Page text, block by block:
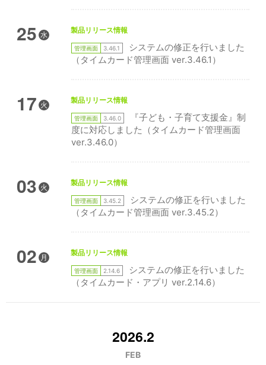
25 水
製品リリース情報
管理画面 3.46.1
システムの修正を行いました
（タイムカード管理画面 ver.3.46.1）
17 火
製品リリース情報
管理画面 3.46.0
『子ども・子育て支援金』制
度に対応しました（タイムカード管理画面
ver.3.46.0）
03 火
製品リリース情報
管理画面 3.45.2
システムの修正を行いました
（タイムカード管理画面 ver.3.45.2）
02 月
製品リリース情報
管理画面 2.14.6
システムの修正を行いました
（タイムカード・アプリ ver.2.14.6）
2026.2
FEB